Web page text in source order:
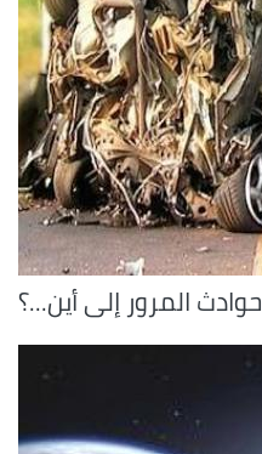
حوادث المرور إلى أين...؟